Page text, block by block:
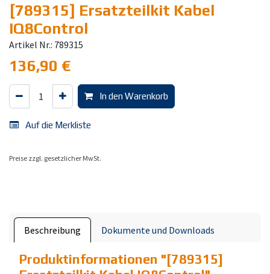
[789315] Ersatzteilkit Kabel
IQ8Control
Artikel Nr.: 789315
136,90 €
In den Warenkorb
Auf die Merkliste
Preise zzgl. gesetzlicher MwSt.
Beschreibung Dokumente und Downloads
Produktinformationen "[789315]